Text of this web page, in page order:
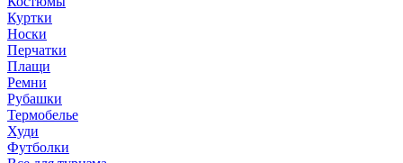
Куртки
Носки
Перчатки
Плащи
Ремни
Рубашки
Термобелье
Худи
Футболки